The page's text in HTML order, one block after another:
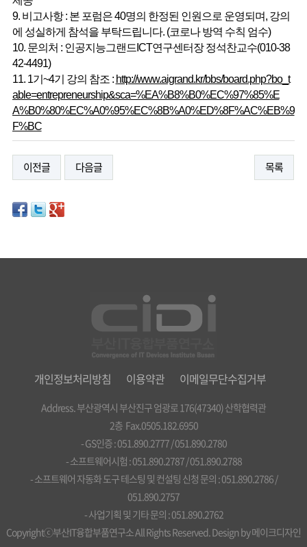
9. 비고사항 : 본 포럼은 40명의 한정된 인원으로 운영되며, 강의
에 성실하게 참석을 부탁드립니다. (코로나 방역 수칙 엄수)
10. 문의처 : 인공지능그랜드ICT연구센터장 정석찬교수(010-38
42-4491)
11. 1기~4기 강의 참조 : http://www.aigrand.kr/bbs/board.php?bo_t
able=entrepreneurship&sca=%EA%B8%B0%EC%97%85%E
A%B0%80%EC%A0%95%EC%8B%A0%ED%8F%AC%EB%9
F%BC
이전글 다음글 목록
개인정보처리방침 이용약관 이메일무단수집거부
Address. 부산광역시 부산진구 엄광로 176(47340) 산학협력관
2층 Fax.0505.182.6950
- GS인증 : 051.890.2777 / 051.890.2780
- 소프트웨어시험 : 051.890.2787 / 051.890.2788
- 소프트웨어 자동화 도구 테스팅 및 컨설팅 신청 문의 : 051.890.2786 /
051.890.2757
- 사업기획 및 기타 문의 : 051.890.2762
Copyrightⓒ부산IT융합부품연구소 All Rights Reserved. Design by메이크디자인